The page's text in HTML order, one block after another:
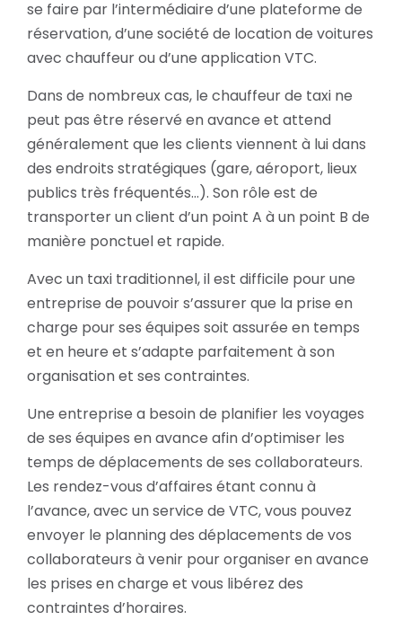
se faire par l’intermédiaire d’une plateforme de
réservation, d’une société de location de voitures
avec chauffeur ou d’une application VTC.
Dans de nombreux cas, le chauffeur de taxi ne
peut pas être réservé en avance et attend
généralement que les clients viennent à lui dans
des endroits stratégiques (gare, aéroport, lieux
publics très fréquentés…). Son rôle est de
transporter un client d’un point A à un point B de
manière ponctuel et rapide.
Avec un taxi traditionnel, il est difficile pour une
entreprise de pouvoir s’assurer que la prise en
charge pour ses équipes soit assurée en temps
et en heure et s’adapte parfaitement à son
organisation et ses contraintes.
Une entreprise a besoin de planifier les voyages
de ses équipes en avance afin d’optimiser les
temps de déplacements de ses collaborateurs.
Les rendez-vous d’affaires étant connu à
l’avance, avec un service de VTC, vous pouvez
envoyer le planning des déplacements de vos
collaborateurs à venir pour organiser en avance
les prises en charge et vous libérez des
contraintes d’horaires.